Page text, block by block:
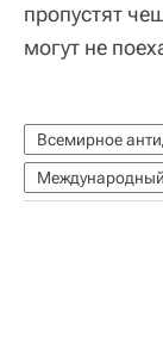
пропустят
могут не
Всемирное